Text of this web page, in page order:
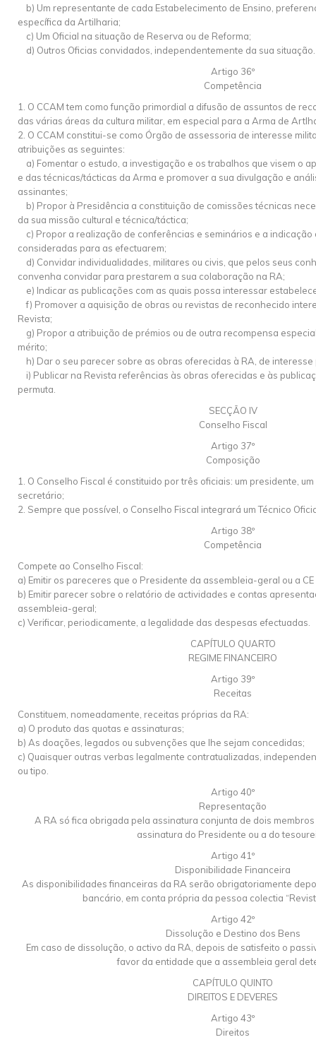
b) Um representante de cada Estabelecimento de Ensino,
específica da Artilharia;
c) Um Oficial na situação de Reserva ou de Reforma;
d) Outros Oficias convidados, independentemente da sua situação.
Artigo 36º
Competência
1. O CCAM tem como função primordial a difusão de assuntos de
das várias áreas da cultura militar, em especial para a Arma de
2. O CCAM constitui-se como Órgão de assessoria de interesse
atribuições as seguintes:
a) Fomentar o estudo, a investigação e os trabalhos que visem o
e das técnicas/tácticas da Arma e promover a sua divulgação e
assinantes;
b) Propor à Presidência a constituição de comissões técnicas
da sua missão cultural e técnica/táctica;
c) Propor a realização de conferências e seminários e a indicação
consideradas para as efectuarem;
d) Convidar individualidades, militares ou civis, que pelos seus
convenha convidar para prestarem a sua colaboração na RA;
e) Indicar as publicações com as quais possa interessar
f) Promover a aquisição de obras ou revistas de reconhecido
Revista;
g) Propor a atribuição de prémios ou de outra recompensa
mérito;
h) Dar o seu parecer sobre as obras oferecidas à RA, de
i) Publicar na Revista referências às obras oferecidas e às
permuta.
SECÇÃO IV
Conselho Fiscal
Artigo 37º
Composição
1. O Conselho Fiscal é constituido por três oficiais: um presidente,
secretário;
2. Sempre que possível, o Conselho Fiscal integrará um Técnico
Artigo 38º
Competência
Compete ao Conselho Fiscal:
a) Emitir os pareceres que o Presidente da assembleia-geral ou a
b) Emitir parecer sobre o relatório de actividades e contas
assembleia-geral;
c) Verificar, periodicamente, a legalidade das despesas efectuadas.
CAPÍTULO QUARTO
REGIME FINANCEIRO
Artigo 39º
Receitas
Constituem, nomeadamente, receitas próprias da RA:
a) O produto das quotas e assinaturas;
b) As doações, legados ou subvenções que lhe sejam concedidas;
c) Quaisquer outras verbas legalmente contratualizadas,
ou tipo.
Artigo 40º
Representação
A RA só fica obrigada pela assinatura conjunta de dois
assinatura do Presidente ou a do
Artigo 41º
Disponibilidade Financeira
As disponibilidades financeiras da RA serão obrigatoriamente
bancário, em conta própria da pessoa colectia
Artigo 42º
Dissolução e Destino dos Bens
Em caso de dissolução, o activo da RA, depois de satisfeito o
favor da entidade que a assembleia geral
CAPÍTULO QUINTO
DIREITOS E DEVERES
Artigo 43º
Direitos